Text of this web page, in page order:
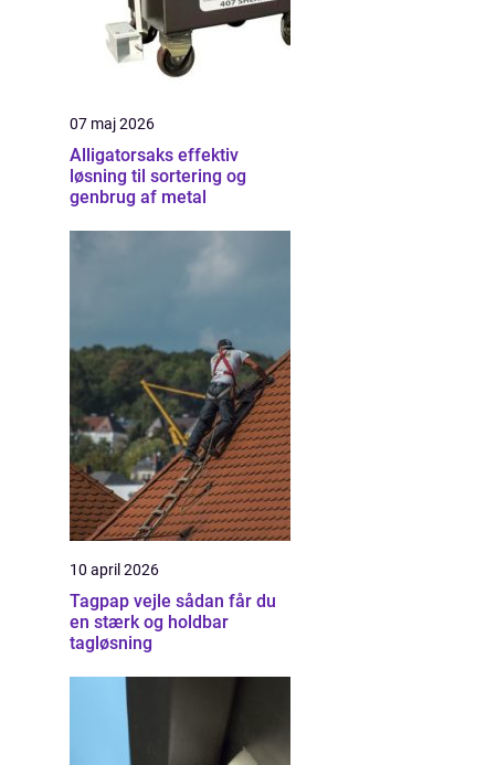
07 maj 2026
Alligatorsaks effektiv
løsning til sortering og
genbrug af metal
10 april 2026
Tagpap vejle sådan får du
en stærk og holdbar
tagløsning